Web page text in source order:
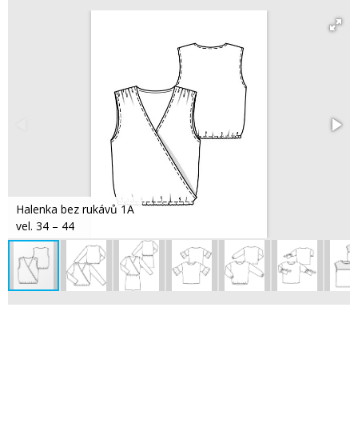
Halenka bez rukávů 1A
vel. 34 – 44